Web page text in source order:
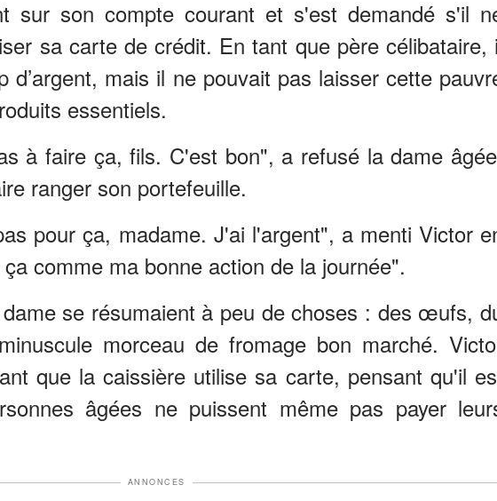
sur son compte courant et s'est demandé s'il
sa carte de crédit. En tant que père célibataire,
d’argent, mais il ne pouvait pas laisser cette
essentiels.
à faire ça, fils. C'est bon", a refusé la dame
ranger son portefeuille.
pour ça, madame. J'ai l'argent", a menti Victor
comme ma bonne action de la journée".
se résumaient à peu de choses : des œufs,
morceau de fromage bon marché.
que la caissière utilise sa carte, pensant qu'il
âgées ne puissent même pas payer
ANNONCES